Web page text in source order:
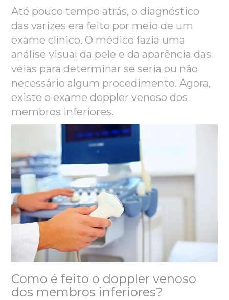
Até pouco tempo atrás, o diagnóstico
das varizes era feito por meio de um
exame clínico. O médico fazia uma
análise visual da pele e da aparência das
veias para determinar se seria ou não
necessário algum procedimento. Agora,
existe o exame doppler venoso dos
membros inferiores.
Como é feito o doppler venoso
dos membros inferiores?